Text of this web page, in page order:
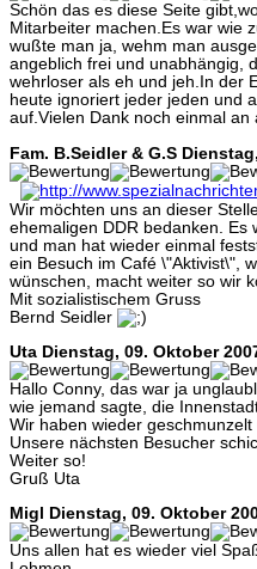
Schön das es diese Seite
Mitarbeiter machen.Es war wie
wußte man ja, wehm man
angeblich frei und unabhängig,
wehrloser als eh und jeh.In der
heute ignoriert jeder jeden und
auf.Vielen Dank noch einmal an
Fam. B.Seidler & G.S
Wir möchten uns an dieser
ehemaligen DDR bedanken. Es
und man hat wieder einmal
ein Besuch im Café \"Aktivist\",
wünschen, macht weiter so wir
Mit sozialistischem Gruss
Bernd Seidler
Uta Dienstag, 09. Oktober
Hallo Conny, das war ja
wie jemand sagte, die
Wir haben wieder
Unsere nächsten Besucher
Weiter so!
Gruß Uta
Migl
Dienstag, 09. Oktober
Uns allen hat es wieder viel